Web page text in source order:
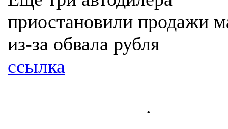
приостановили продажи
из-за обвала рубля
ссылка
.